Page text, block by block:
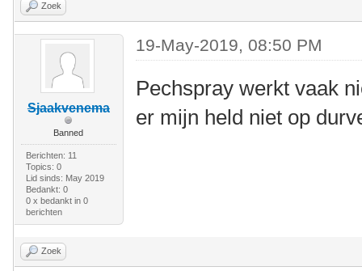
Zoek
Sjaakvenema
Banned
Berichten: 11
Topics: 0
Lid sinds: May 2019
Bedankt: 0
0 x bedankt in 0
berichten
19-May-2019, 08:50 PM
Pechspray werkt vaak
er mijn held niet op
Zoek